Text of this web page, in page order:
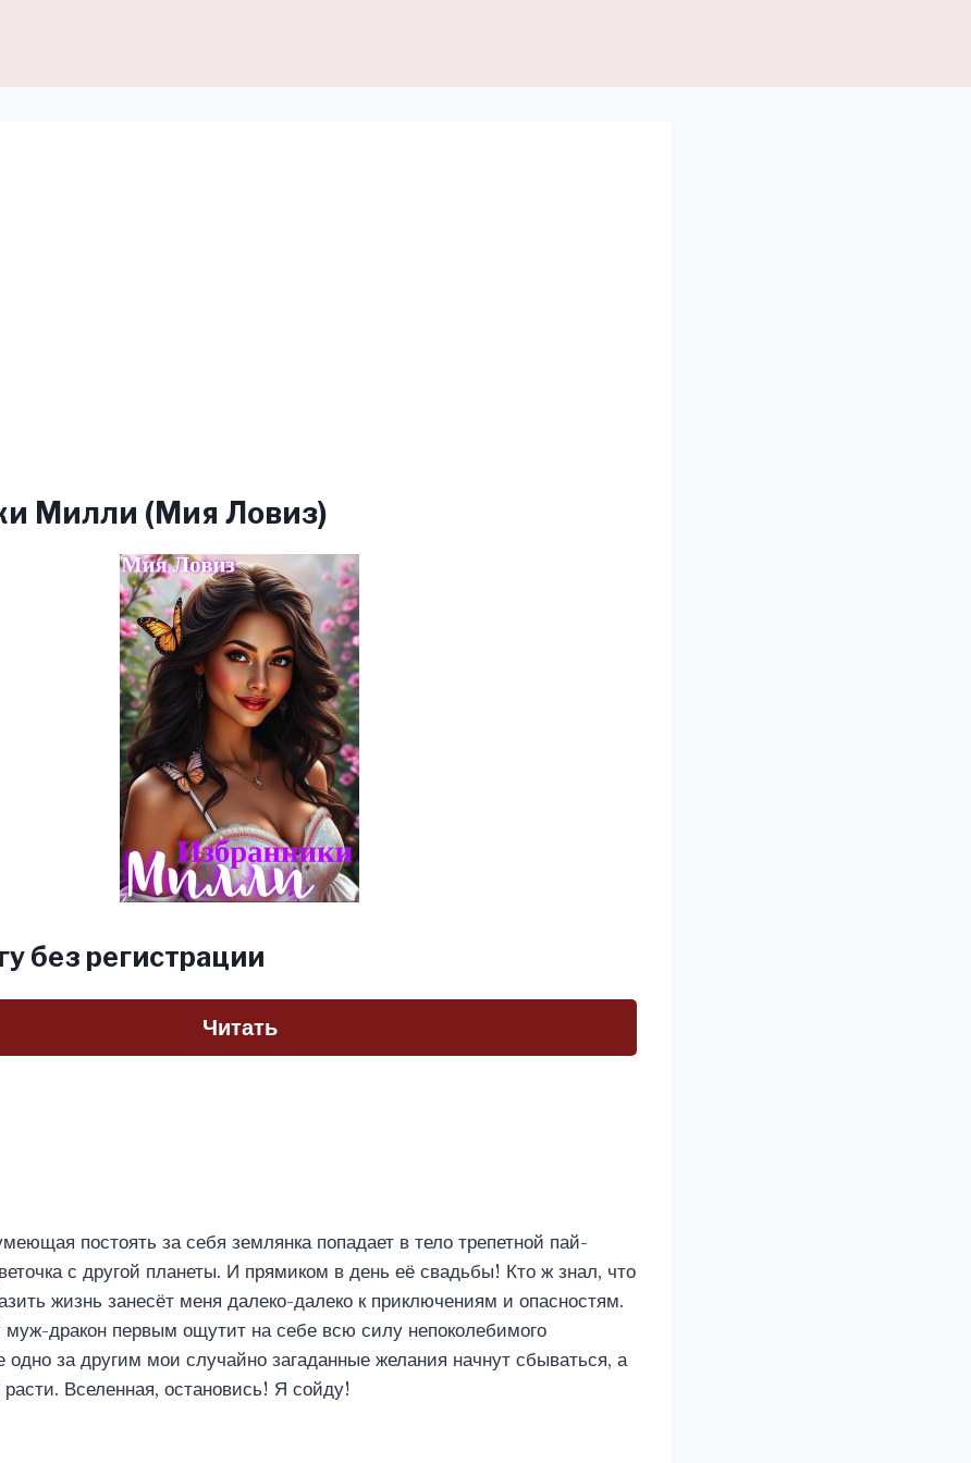
Милли (Мия Ловиз)
без регистрации
Читать
постоять за себя землянка попадает в тело трепетной пай-
с другой планеты. И прямиком в день её свадьбы! Кто ж знал, что
жизнь занесёт меня далеко-далеко к приключениям и опасностям.
муж-дракон первым ощутит на себе всю силу непоколебимого
одно за другим мои случайно загаданные желания начнут сбываться, а
Вселенная, остановись! Я сойду!